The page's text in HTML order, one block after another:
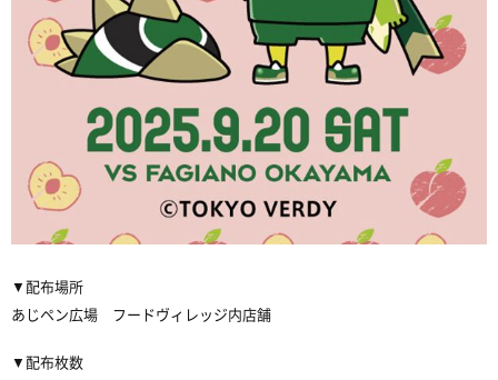
▼配布場所
あじペン広場 フードヴィレッジ内店舗
▼配布枚数